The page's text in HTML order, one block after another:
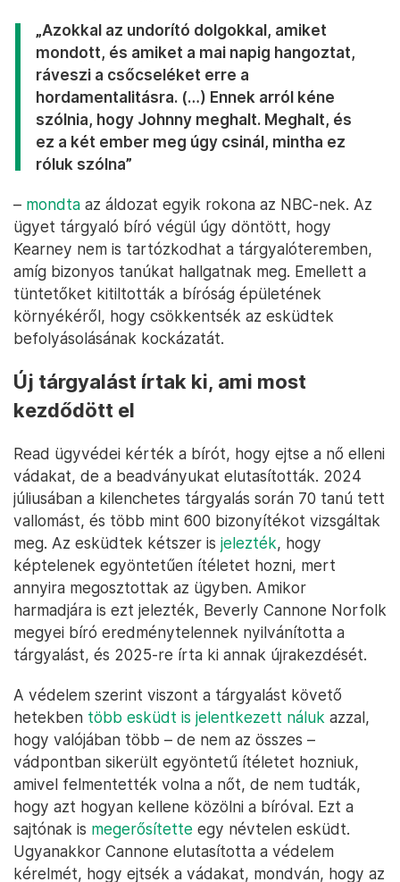
„Azokkal az undorító dolgokkal, amiket
mondott, és amiket a mai napig hangoztat,
ráveszi a csőcseléket erre a
hordamentalitásra. (…) Ennek arról kéne
szólnia, hogy Johnny meghalt. Meghalt, és
ez a két ember meg úgy csinál, mintha ez
róluk szólna”
– mondta az áldozat egyik rokona az NBC-nek. Az
ügyet tárgyaló bíró végül úgy döntött, hogy
Kearney nem is tartózkodhat a tárgyalóteremben,
amíg bizonyos tanúkat hallgatnak meg. Emellett a
tüntetőket kitiltották a bíróság épületének
környékéről, hogy csökkentsék az esküdtek
befolyásolásának kockázatát.
Új tárgyalást írtak ki, ami most
kezdődött el
Read ügyvédei kérték a bírót, hogy ejtse a nő elleni
vádakat, de a beadványukat elutasították. 2024
júliusában a kilenchetes tárgyalás során 70 tanú tett
vallomást, és több mint 600 bizonyítékot vizsgáltak
meg. Az esküdtek kétszer is jelezték, hogy
képtelenek egyöntetűen ítéletet hozni, mert
annyira megosztottak az ügyben. Amikor
harmadjára is ezt jelezték, Beverly Cannone Norfolk
megyei bíró eredménytelennek nyilvánította a
tárgyalást, és 2025-re írta ki annak újrakezdését.
A védelem szerint viszont a tárgyalást követő
hetekben több esküdt is jelentkezett náluk azzal,
hogy valójában több – de nem az összes –
vádpontban sikerült egyöntetű ítéletet hozniuk,
amivel felmentették volna a nőt, de nem tudták,
hogy azt hogyan kellene közölni a bíróval. Ezt a
sajtónak is megerősítette egy névtelen esküdt.
Ugyanakkor Cannone elutasította a védelem
kérelmét, hogy ejtsék a vádakat, mondván, hogy az